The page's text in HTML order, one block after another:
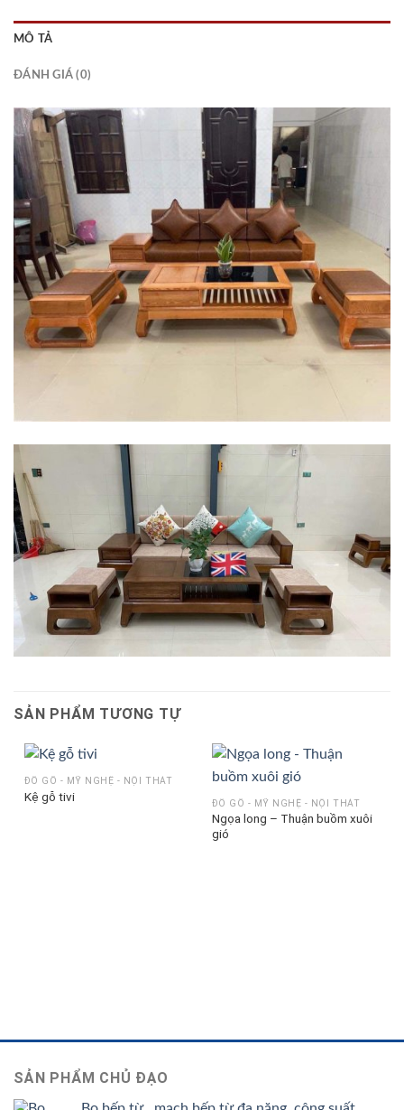
MÔ TẢ
ĐÁNH GIÁ (0)
SẢN PHẨM TƯƠNG TỰ
ĐỒ GỖ - MỸ NGHỆ - NỘI THÁT
Kệ gỗ tivi ĐỒ GỖ - MỸ NGHỆ - NỘI THÁT
Ngọa long – Thuận buồm xuôi
gió
SẢN PHẨM CHỦ ĐẠO